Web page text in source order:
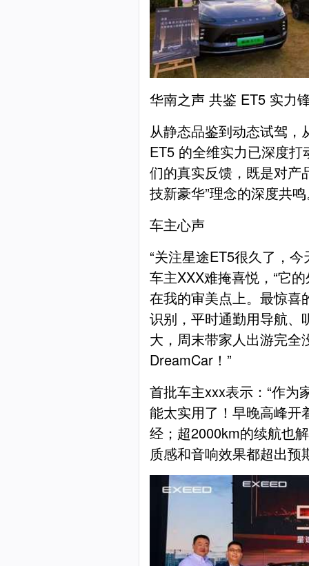
华南之声 共鉴 ET5 实力
从静态品鉴到动态试驾
ET5 的全维实力已深度
们的真实反馈，既是对产
技新豪华”理念的深度共
车主心声
“关注星途ET5很久了，
车主XXX难掩喜悦，“它
在我的审美点上。最惊喜
识别，平时通勤用导航、
大，周末带家人出游完全
DreamCar！”
首批车主xxx表示：“作为
能太实用了！早晚高峰开
经；超2000km的续航也
质感和音响效果都超出预